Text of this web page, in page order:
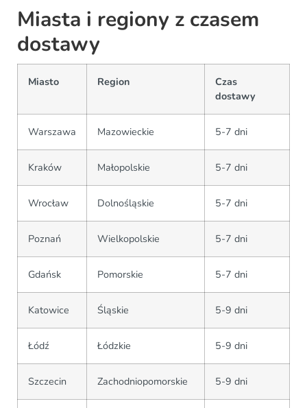
Miasta i regiony z czasem
dostawy
Miasto Region
Czas
dostawy
Warszawa Mazowieckie 5-7 dni
Kraków Małopolskie 5-7 dni
Wrocław Dolnośląskie 5-7 dni
Poznań Wielkopolskie 5-7 dni
Gdańsk Pomorskie 5-7 dni
Katowice Śląskie 5-9 dni
Łódź Łódzkie 5-9 dni
Szczecin Zachodniopomorskie 5-9 dni